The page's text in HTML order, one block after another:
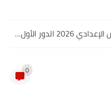
نتائج السادس الإعدادي 2026 الدور الأول PDF كربلاء المقدسة| موقع...
0